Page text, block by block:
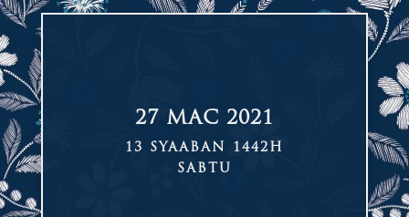
27 MAC 2021
13 SYAABAN 1442H
SABTU